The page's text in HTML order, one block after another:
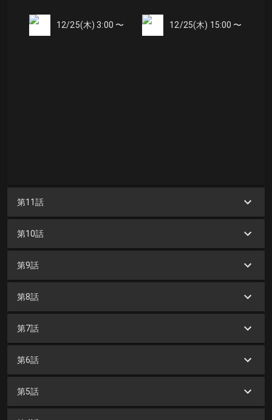
12/25(木) 3:00 〜 12/25(木) 15:00 〜
第11話
第10話
第9話
第8話
第7話
第6話
第5話